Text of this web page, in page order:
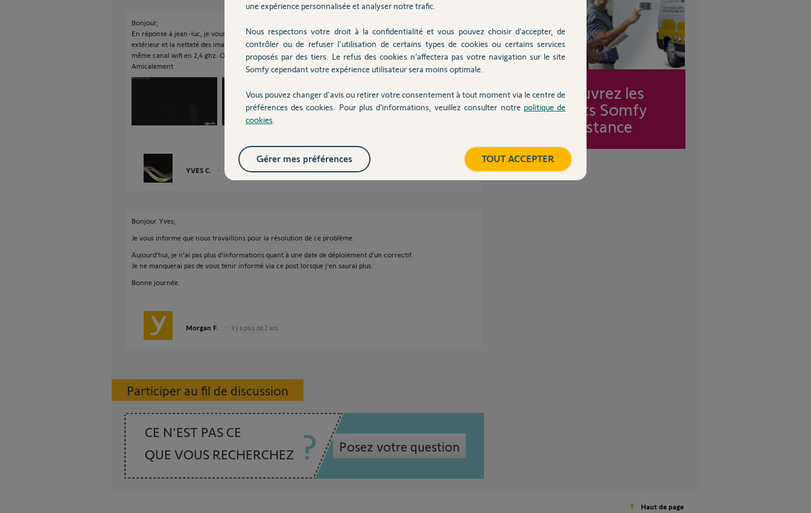
Bonjour,
En réponse à jean-luc, je vous joins les photos. j'ai également 2 cameras SOMFY indoor, 1
extérieur et la netteté des images ne posent aucun problème. Toutes sont branchées sur le
même canal wifi en 2,4 ghz. Où est l'erreur?
Amicalement
YVES C. il y a plus de 2 ans
Bonjour Yves,
Je vous informe que nous travaillons pour la résolution de ce problème.
Aujourd’hui, je n'ai pas plus d'informations quant à une date de déploiement d'un correctif.
Je ne manquerai pas de vous tenir informé via ce post lorsque j'en saurai plus.
Bonne journée.
Morgan F. il y a plus de 2 ans
Participer au fil de discussion
CE N'EST PAS CE
QUE VOUS RECHERCHEZ
Posez votre question
Découvrez les
forfaits Somfy
Assistance
Haut de page
une expérience personnalisée et analyser notre trafic.
Nous respectons votre droit à la confidentialité et vous pouvez choisir d’accepter, de
contrôler ou de refuser l'utilisation de certains types de cookies ou certains services
proposés par des tiers. Le refus des cookies n’affectera pas votre navigation sur le site
Somfy cependant votre expérience utilisateur sera moins optimale.
Vous pouvez changer d'avis ou retirer votre consentement à tout moment via le centre de
préférences des cookies. Pour plus d’informations, veuillez consulter notre politique de
cookies
TOUT ACCEPTER
Gérer mes préférences